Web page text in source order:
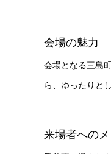
会場の魅力
会場となる三島
ら、ゆったりと
来場者への